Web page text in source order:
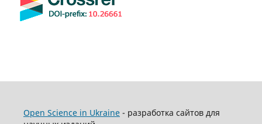
Open Science in Ukraine- разработка сайтов для